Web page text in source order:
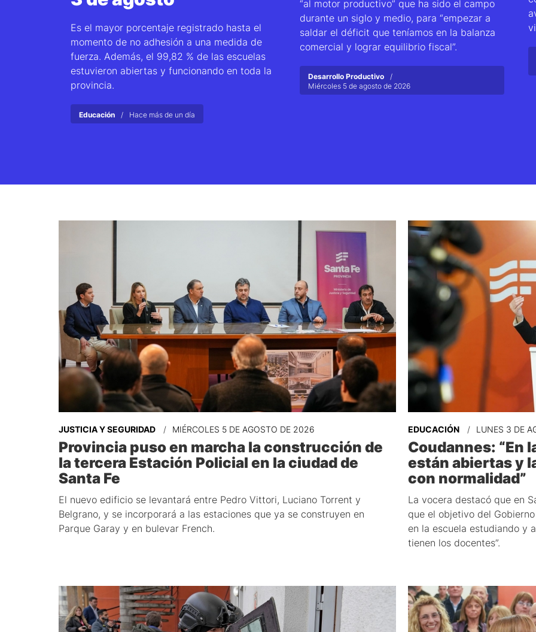
Es el mayor porcentaje registrado hasta el
momento de no adhesión a una medida de
fuerza. Además, el 99,82 % de las escuelas
estuvieron abiertas y funcionando en toda la
provincia.
Educación Hace más de un día
“al motor productivo” que ha sido el campo
durante un siglo y medio, para “empezar a
saldar el déficit que teníamos en la balanza
comercial y lograr equilibrio fiscal”.
Desarrollo Productivo
Miércoles 5 de agosto de 2026
JUSTICIA Y SEGURIDAD MIÉRCOLES 5 DE AGOSTO DE 2026
Provincia puso en marcha la construcción de
la tercera Estación Policial en la ciudad de
Santa Fe
El nuevo edificio se levantará entre Pedro Vittori, Luciano Torrent y
Belgrano, y se incorporará a las estaciones que ya se construyen en
Parque Garay y en bulevar French.
EDUCACIÓN LUNES 3 DE
Coudannes: “En
están abiertas y
con normalidad”
La vocera destacó que en
que el objetivo del
en la escuela estudiando y
tienen los docentes”.